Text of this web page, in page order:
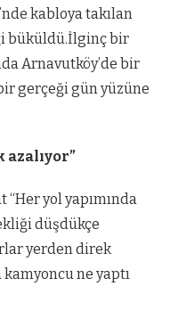
kabloya takılan
büküldü.İlginç bir
Arnavutköy’de bir
gerçeği gün yüzüne
azalıyor”
“Her yol yapımında
düşdükçe
yerden direk
ne yaptı